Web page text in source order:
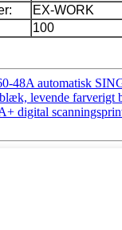
EX-WORK
100
48A automatisk
levende farverigt
digital